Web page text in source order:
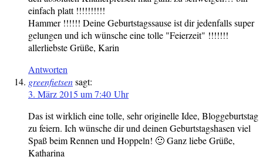
einfach platt !!!!!!!!!!
Hammer !!!!!! Deine Geburtstagssause ist dir jedenfalls super
gelungen und ich wünsche eine tolle "Feierzeit" !!!!!!!
allerliebste Grüße, Karin
Antworten
greenfietsensagt:
3. März 2015 um 7:40 Uhr
Das ist wirklich eine tolle, sehr originelle Idee, Bloggeburtstag
zu feiern. Ich wünsche dir und deinen Geburtstagshasen viel
Spaß beim Rennen und Hoppeln! 🙂 Ganz liebe Grüße,
Katharina